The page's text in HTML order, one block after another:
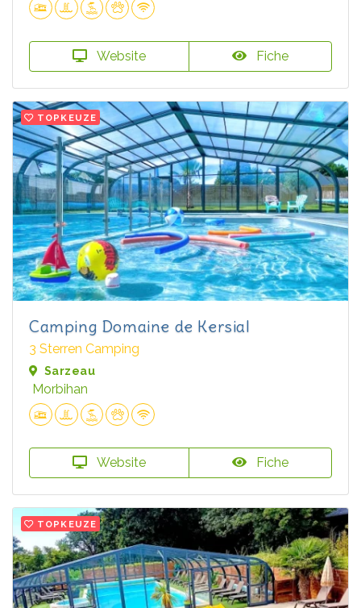
Website Fiche
TOPKEUZE
Camping Domaine de Kersial
3 Sterren Camping
Sarzeau
Morbihan
Website Fiche
TOPKEUZE